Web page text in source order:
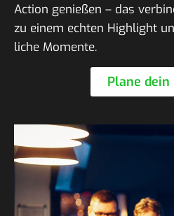
Action genießen – das
zu einem echten High­light
liche Momente.
Plane dein